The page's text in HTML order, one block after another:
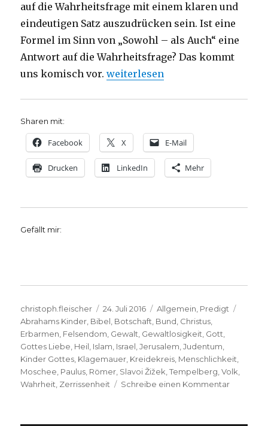
auf die Wahrheitsfrage mit einem klaren und
eindeutigen Satz auszudrücken sein. Ist eine
Formel im Sinn von „Sowohl – als Auch“ eine
Antwort auf die Wahrheitsfrage? Das kommt
uns komisch vor.„Predigt über Römer 9, 1 – 8, 14
weiterlesen
Sharen mit:
Facebook X E-Mail
Drucken LinkedIn Mehr
Gefällt mir:
Autor
christoph.fleischer
Veröffentlicht
am
24. Juli 2016 Kategorien
Allgemein, Predigt
Abrahams Kinder, Bibel, Botschaft, Bund, Christus,
Erbarmen, Felsendom, Gewalt, Gewaltlosigkeit, Gott,
Gottes Liebe, Heil, Islam, Israel,Jerusalem,Judentum,
Kinder Gottes, Klagemauer, Kreidekreis, Menschlichkeit,
Moschee, Paulus, Römer, Slavoi Žižek,Tempelberg,Volk,
Wahrheit, Zerrissenheit Schreibe einen Kommentarzu